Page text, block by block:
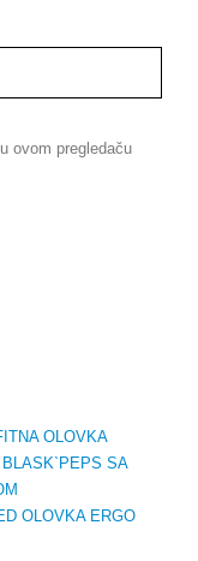
ovom pregledaču